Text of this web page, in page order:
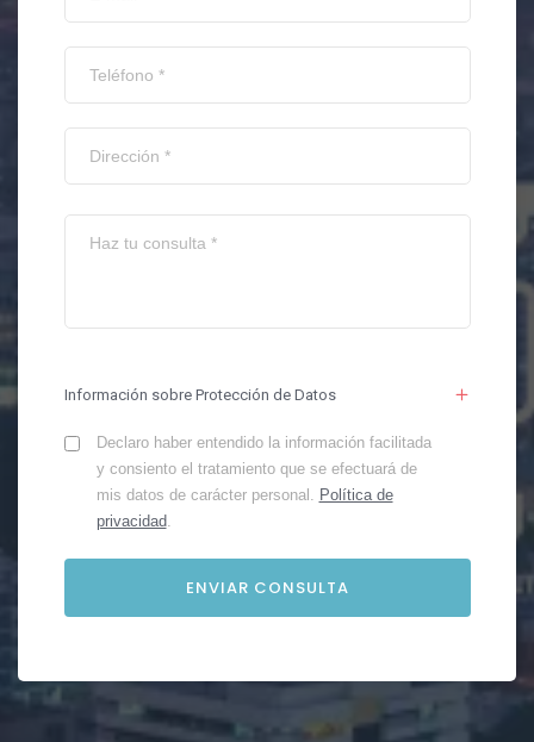
Información sobre Protección de Datos
Declaro haber entendido la información facilitada
y consiento el tratamiento que se efectuará de
mis datos de carácter personal. Política de
privacidad.